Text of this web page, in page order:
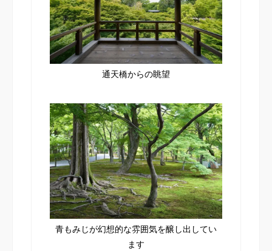
通天橋からの眺望
青もみじが幻想的な雰囲気を醸し出してい
ます